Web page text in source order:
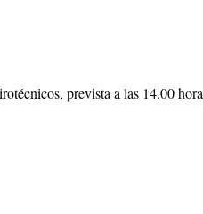
prevista a las 14.00